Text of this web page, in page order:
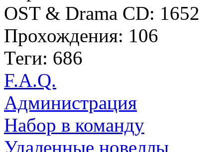
OST & Drama CD: 1652
Прохождения: 106
Теги: 686
F.A.Q.
Администрация
Набор в команду
Удаленные новеллы